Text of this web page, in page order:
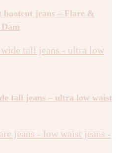
jeans – Flare &
tall jeans – ultra low waist